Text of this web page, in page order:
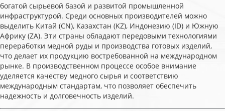
богатой сырьевой базой и развитой промышленной
инфраструктурой. Среди основных производителей можно
выделить Китай (CN), Казахстан (KZ), Индонезию (ID) и Южную
Африку (ZA). Эти страны обладают передовыми технологиями
переработки медной руды и производства готовых изделий,
что делает их продукцию востребованной на международном
рынке. В производственном процессе особое внимание
уделяется качеству медного сырья и соответствию
международным стандартам, что позволяет обеспечить
надежность и долговечность изделий.